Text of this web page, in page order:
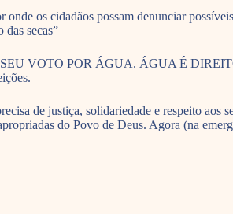
os cidadãos possam denunciar
secas”
VOTO POR ÁGUA. ÁGUA É
de justiça, solidariedade e respeito aos
do Povo de Deus. Agora (na